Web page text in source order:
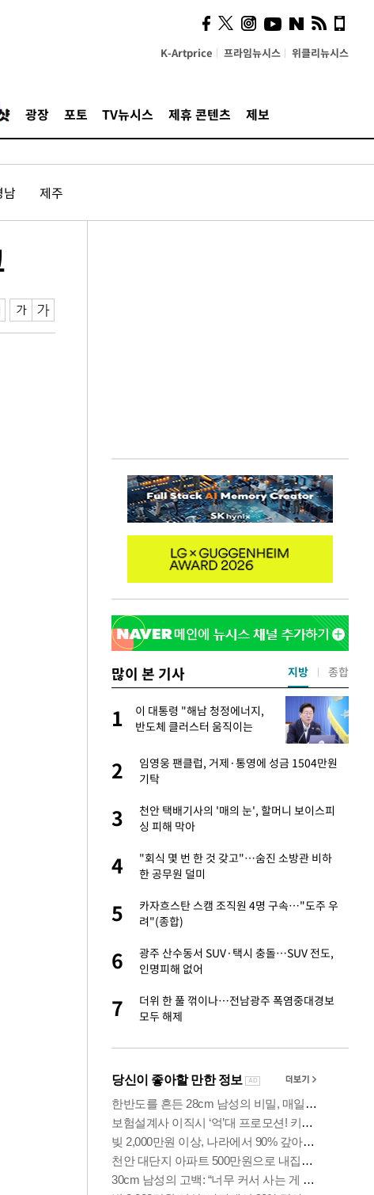
K-Artprice 프라임뉴시스 위클리뉴시스
광장 포토 TV뉴시스 제휴 콘텐츠 제보
남 제주
많이 본 기사
사
서 10대가 40대 친
역 강타…주민 26만
1
이 대통령 "해남 청정에너지,
반도체 클러스터 움직이는
2
임영웅 팬클럽, 거제·통영에 성금 1504만원
기탁
3
천안 택배기사의 '매의 눈', 할머니 보이스피
싱 피해 막아
4
"회식 몇 번 한 것 갖고"…숨진 소방관 비하
한 공무원 덜미
5
카자흐스탄 스캠 조직원 4명 구속…"도주 우
려"(종합)
6
광주 산수동서 SUV·택시 충돌…SUV 전도,
인명피해 없어
7
더위 한 풀 꺾이나…전남광주 폭염중대경보
모두 해제
지방 종합